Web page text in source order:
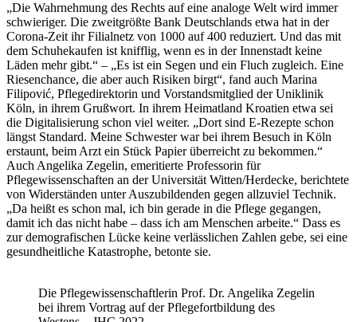
„Die Wahrnehmung des Rechts auf eine analoge Welt wird immer
schwieriger. Die zweitgrößte Bank Deutschlands etwa hat in der
Corona-Zeit ihr Filialnetz von 1000 auf 400 reduziert. Und das mit
dem Schuhekaufen ist knifflig, wenn es in der Innenstadt keine
Läden mehr gibt.“ – „Es ist ein Segen und ein Fluch zugleich. Eine
Riesenchance, die aber auch Risiken birgt“, fand auch Marina
Filipović, Pflegedirektorin und Vorstandsmitglied der Uniklinik
Köln, in ihrem Grußwort. In ihrem Heimatland Kroatien etwa sei
die Digitalisierung schon viel weiter. „Dort sind E‑Rezepte schon
längst Standard. Meine Schwester war bei ihrem Besuch in Köln
erstaunt, beim Arzt ein Stück Papier überreicht zu bekommen.“
Auch Angelika Zegelin, emeritierte Professorin für
Pflegewissenschaften an der Universität Witten/Herdecke, berichtete
von Widerständen unter Auszubildenden gegen allzuviel Technik.
„Da heißt es schon mal, ich bin gerade in die Pflege gegangen,
damit ich das nicht habe – dass ich am Menschen arbeite.“ Dass es
zur demografischen Lücke keine verlässlichen Zahlen gebe, sei eine
gesundheitliche Katastrophe, betonte sie.
Die Pflegewissenschaftlerin Prof. Dr. Angelika Zegelin
bei ihrem Vortrag auf der Pflegefortbildung des